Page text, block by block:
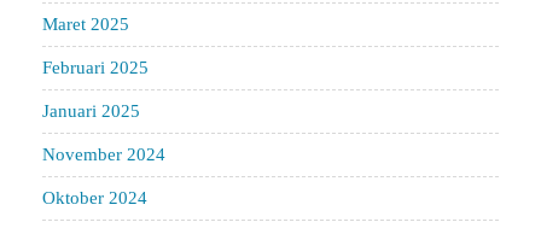
Maret 2025
Februari 2025
Januari 2025
November 2024
Oktober 2024